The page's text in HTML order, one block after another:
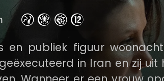
en publiek figuur
in Iran en zij uit